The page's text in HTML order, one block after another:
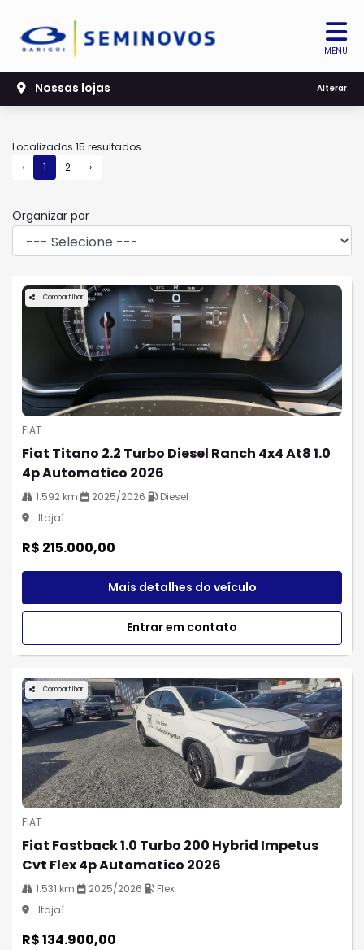
MENU
Nossas lojas Alterar
Localizados 15 resultados
‹
1 2 ›
Organizar por
Compartilhar
FIAT
Fiat Titano 2.2 Turbo Diesel Ranch 4x4 At8 1.0
4p Automatico 2026
1.592 km 2025/2026
Diesel
Itajaí
R$ 215.000,00
Mais detalhes do veículo
Entrar em contato
Compartilhar
FIAT
Fiat Fastback 1.0 Turbo 200 Hybrid Impetus
Cvt Flex 4p Automatico 2026
1.531 km 2025/2026
Flex
Itajaí
R$ 134.900,00